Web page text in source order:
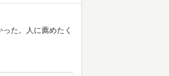
た。人に薦めたく